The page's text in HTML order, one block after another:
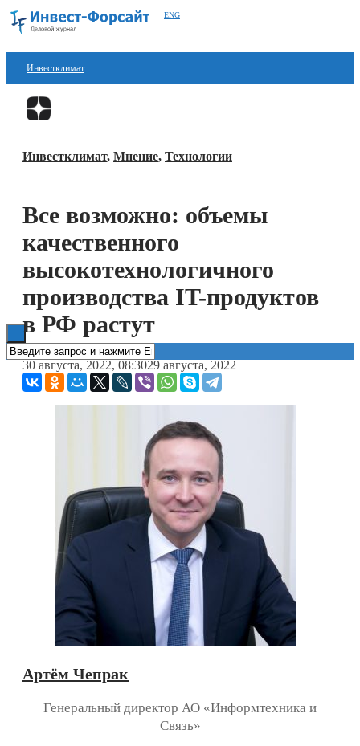
ENG
Инвестклимат
Финансы
Блокчейн
Книги
Инвестклимат, Мнение, Технологии
Все возможно: объемы
качественного
высокотехнологичного
производства IT-продуктов
в РФ растут
30 августа, 2022, 08:3029 августа, 2022
Артём Чепрак
Генеральный директор АО «Информтехника и
Связь»